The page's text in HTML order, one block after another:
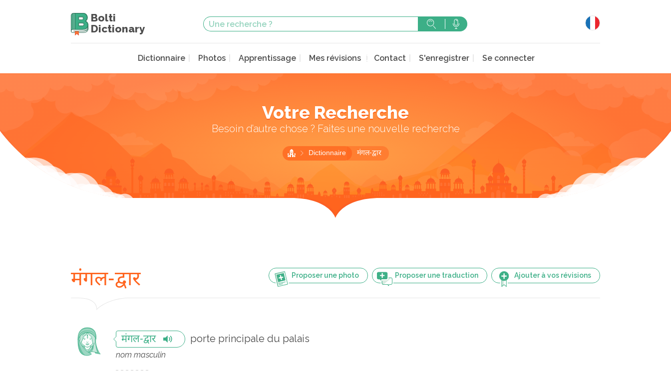
Bolti
Dictionary
Dictionnaire Photos Apprentissage Mes révisions Contact S'enregistrer Se connecter
Votre Recherche
Besoin d’autre chose ? Faites une nouvelle recherche
Dictionnaire मंगल-द्वार
Proposer une photo Proposer une traduction Ajouter à vos révisions
मंगल-द्वार
मंगल-द्वार porte principale du palais
nom masculin